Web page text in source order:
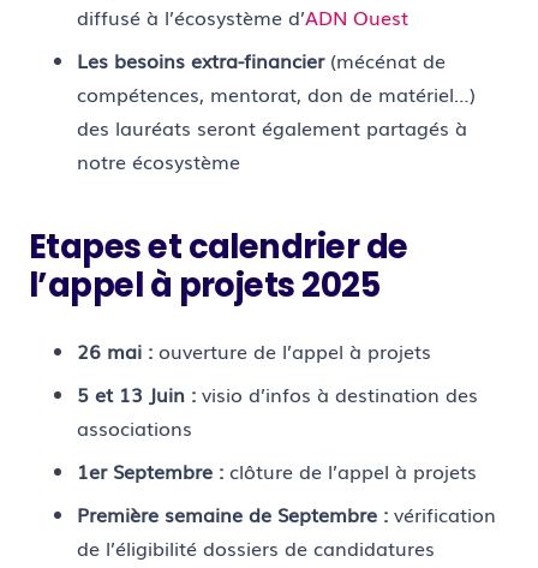
diffusé à l’écosystème d’ADN Ouest
Les besoins extra-financier(mécénat de
compétences, mentorat, don de matériel…)
des lauréats seront également partagés à
notre écosystème
Etapes et calendrier de
l’appel à projets 2025
26 mai : ouverture de l’appel à projets
5 et 13 Juin : visio d’infos à destination des
associations
1er Septembre : clôture de l’appel à projets
Première semaine de Septembre : vérification
de l’éligibilité dossiers de candidatures